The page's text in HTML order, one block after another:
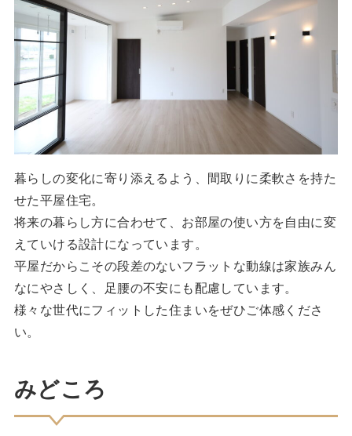
暮らしの変化に寄り添えるよう、間取りに柔軟さを持た
せた平屋住宅。
将来の暮らし方に合わせて、お部屋の使い方を自由に変
えていける設計になっています。
平屋だからこその段差のないフラットな動線は家族みん
なにやさしく、足腰の不安にも配慮しています。
様々な世代にフィットした住まいをぜひご体感くださ
い。
みどころ